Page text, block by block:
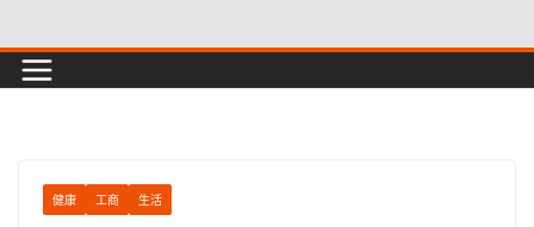
to
content
健康 工商 生活